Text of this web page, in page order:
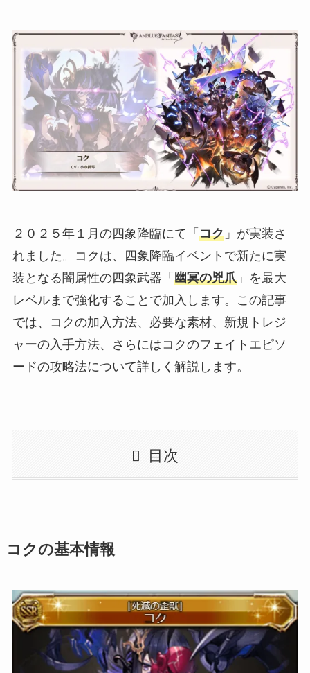
２０２５年１月の四象降臨にて「 コク」が実装さ
れました。コクは、四象降臨イベントで新たに実
装となる闇属性の四象武器「 幽冥の兇爪」を最大
レベルまで強化することで加入します。この記事
では、コクの加入方法、必要な素材、新規トレジ
ャーの入手方法、さらにはコクのフェイトエピソ
ードの攻略法について詳しく解説します。
目次
コクの基本情報